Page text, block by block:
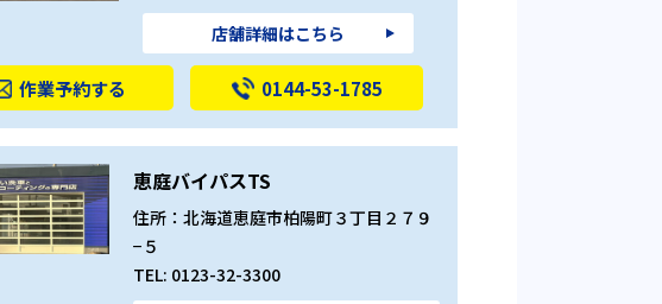
店舗詳細はこちら
作業予約する 0144-53-1785
恵庭バイパスTS
住所：北海道恵庭市柏陽町３丁目２７９
−５
TEL: 0123-32-3300